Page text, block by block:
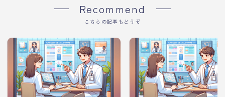
Recommend
こちらの記事もどうぞ